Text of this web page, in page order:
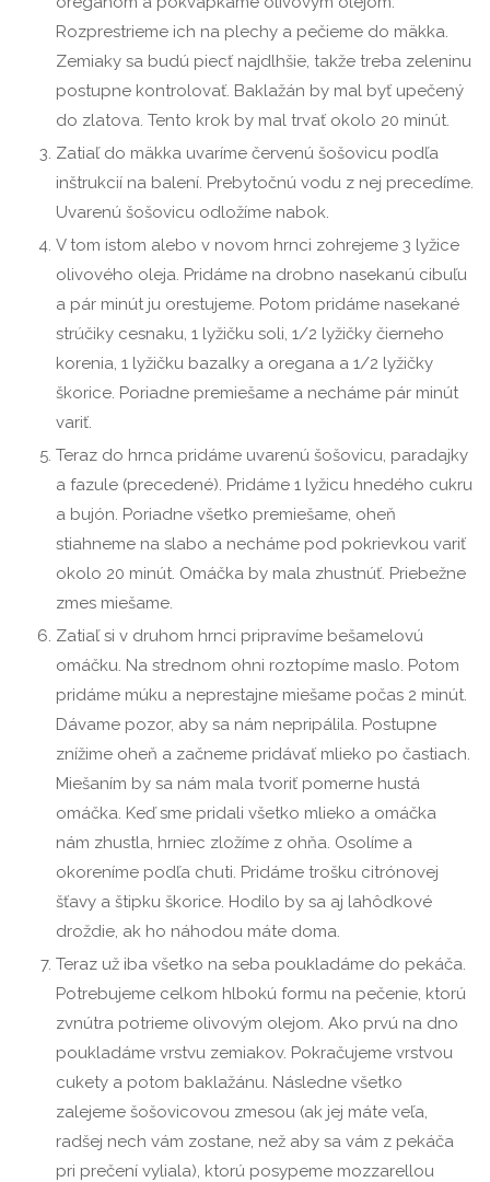
Rozprestrieme ich na plechy a pečieme do mäkka.
Zemiaky sa budú piecť najdlhšie, takže treba zeleninu
postupne kontrolovať. Baklažán by mal byť upečený
do zlatova. Tento krok by mal trvať okolo 20 minút.
Zatiaľ do mäkka uvaríme červenú šošovicu podľa
inštrukcií na balení. Prebytočnú vodu z nej precedíme.
Uvarenú šošovicu odložíme nabok.
V tom istom alebo v novom hrnci zohrejeme 3 lyžice
olivového oleja. Pridáme na drobno nasekanú cibuľu
a pár minút ju orestujeme. Potom pridáme nasekané
strúčiky cesnaku, 1 lyžičku soli, 1/2 lyžičky čierneho
korenia, 1 lyžičku bazalky a oregana a 1/2 lyžičky
škorice. Poriadne premiešame a necháme pár minút
variť.
Teraz do hrnca pridáme uvarenú šošovicu, paradajky
a fazule (precedené). Pridáme 1 lyžicu hnedého cukru
a bujón. Poriadne všetko premiešame, oheň
stiahneme na slabo a necháme pod pokrievkou variť
okolo 20 minút. Omáčka by mala zhustnúť. Priebežne
zmes miešame.
Zatiaľ si v druhom hrnci pripravíme bešamelovú
omáčku. Na strednom ohni roztopíme maslo. Potom
pridáme múku a neprestajne miešame počas 2 minút.
Dávame pozor, aby sa nám nepripálila. Postupne
znížime oheň a začneme pridávať mlieko po častiach.
Miešaním by sa nám mala tvoriť pomerne hustá
omáčka. Keď sme pridali všetko mlieko a omáčka
nám zhustla, hrniec zložíme z ohňa. Osolíme a
okoreníme podľa chuti. Pridáme trošku citrónovej
šťavy a štipku škorice. Hodilo by sa aj lahôdkové
droždie, ak ho náhodou máte doma.
Teraz už iba všetko na seba poukladáme do pekáča.
Potrebujeme celkom hlbokú formu na pečenie, ktorú
zvnútra potrieme olivovým olejom. Ako prvú na dno
poukladáme vrstvu zemiakov. Pokračujeme vrstvou
cukety a potom baklažánu. Následne všetko
zalejeme šošovicovou zmesou (ak jej máte veľa,
radšej nech vám zostane, než aby sa vám z pekáča
pri prečení vyliala), ktorú posypeme mozzarellou